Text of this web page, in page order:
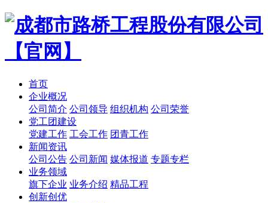
首页
企业概况
公司简介 公司领导 组织机构 公司荣誉
党工团建设
党建工作 工会工作 团青工作
新闻资讯
公司公告 公司新闻 媒体报道 专题专栏
业务领域
旗下企业 业务介绍 精品工程
创新创优